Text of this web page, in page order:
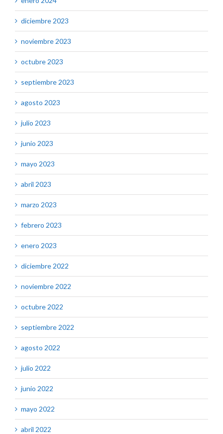
diciembre 2023
noviembre 2023
octubre 2023
septiembre 2023
agosto 2023
julio 2023
junio 2023
mayo 2023
abril 2023
marzo 2023
febrero 2023
enero 2023
diciembre 2022
noviembre 2022
octubre 2022
septiembre 2022
agosto 2022
julio 2022
junio 2022
mayo 2022
abril 2022